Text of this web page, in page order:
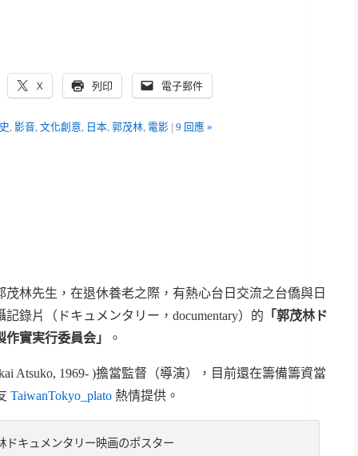
X 列印 電子郵件
, 影音, 文化創意, 日本, 郭茂林, 電影 9 回應 »
茂林先生，在退休養老之際，有熱心台日交流之台僑與日
錄片（ドキュメンタリー，documentary）的 「郭茂林ド
實実行委員会」
。
Atsuko, 1969- )擔當監督（導演），目前還在籌備籌資當
TaiwanTokyo_plato 熱情提供。
ドキュメンタリー映画のポスター